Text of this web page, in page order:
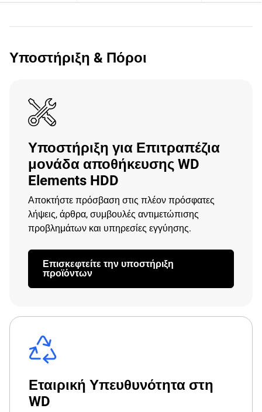
Υποστήριξη & Πόροι
Υποστήριξη για Επιτραπέζια
μονάδα αποθήκευσης WD
Elements HDD
Αποκτήστε πρόσβαση στις πλέον πρόσφατες
λήψεις, άρθρα, συμβουλές αντιμετώπισης
προβλημάτων και υπηρεσίες εγγύησης.
Επισκεφτείτε την υποστήριξη
προϊόντων
Εταιρική Υπευθυνότητα στη
WD